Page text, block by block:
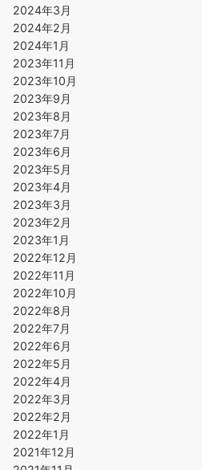
2024年3月
2024年2月
2024年1月
2023年11月
2023年10月
2023年9月
2023年8月
2023年7月
2023年6月
2023年5月
2023年4月
2023年3月
2023年2月
2023年1月
2022年12月
2022年11月
2022年10月
2022年8月
2022年7月
2022年6月
2022年5月
2022年4月
2022年3月
2022年2月
2022年1月
2021年12月